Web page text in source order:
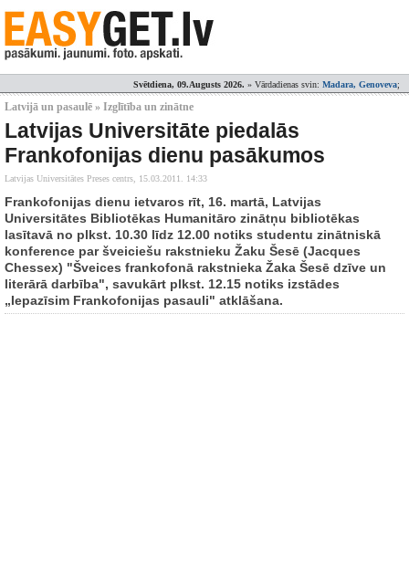
Svētdiena, 09.Augusts 2026. » Vārdadienas svin: Madara, Genoveva;
Latvijā un pasaulē » Izglītība un zinātne
Latvijas Universitāte piedalās
Frankofonijas dienu pasākumos
Latvijas Universitātes Preses centrs, 15.03.2011. 14:33
Frankofonijas dienu ietvaros rīt, 16. martā, Latvijas
Universitātes Bibliotēkas Humanitāro zinātņu bibliotēkas
lasītavā no plkst. 10.30 līdz 12.00 notiks studentu zinātniskā
konference par šveiciešu rakstnieku Žaku Šesē (Jacques
Chessex) "Šveices frankofonā rakstnieka Žaka Šesē dzīve un
literārā darbība", savukārt plkst. 12.15 notiks izstādes
„Iepazīsim Frankofonijas pasauli" atklāšana.